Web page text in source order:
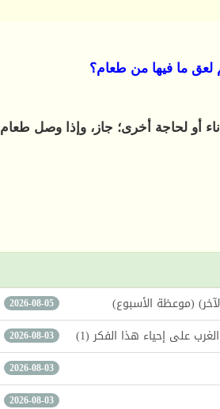
لعق ما فيها من طعام؟
أو لحاجة أخرى؛ جاز، وإذا وصل طعام
2026-08-05
2026-08-03
2026-08-03
2026-08-03